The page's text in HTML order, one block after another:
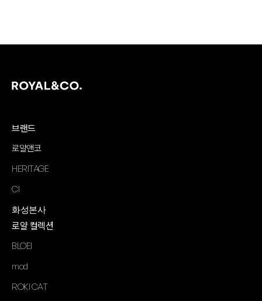
브랜드
로얄앤코
HERITAGE
CI
화성본사
로얄 컬렉션
BLOEI
mod
ROKI CAT